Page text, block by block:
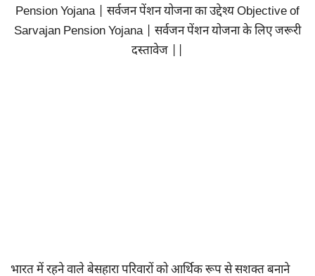
Pension Yojana | सर्वजन पेंशन योजना का उद्देश्य Objective of
Sarvajan Pension Yojana | सर्वजन पेंशन योजना के लिए जरूरी
दस्तावेज ||
भारत में रहने वाले बेसहारा परिवारों को आर्थिक रूप से सशक्त बनाने